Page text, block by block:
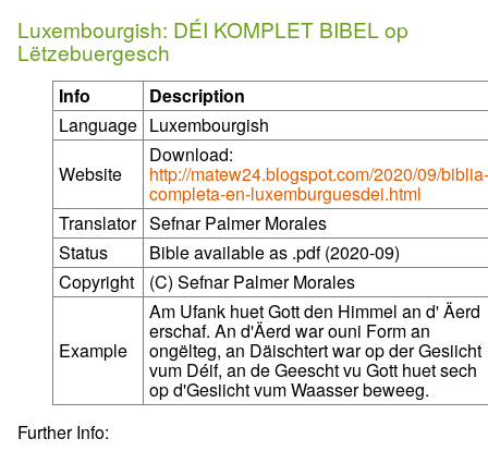
Luxembourgish: DÉI KOMPLET BIBEL op
Lëtzebuergesch
Info
Description
Language Luxembourgish
Website
Download:
http://matew24.blogspot.com/2020/09/biblia-
completa-en-luxemburguesdei.html
Translator Sefnar Palmer Morales
Status
Bible available as .pdf (2020-09)
Copyright
(C) Sefnar Palmer Morales
Example
Am Ufank huet Gott den Himmel an d' Äerd
erschaf. An d'Äerd war ouni Form an
ongëlteg, an Däischtert war op der Gesiicht
vum Déif, an de Geescht vu Gott huet sech
op d'Gesiicht vum Waasser beweeg.
Further Info: